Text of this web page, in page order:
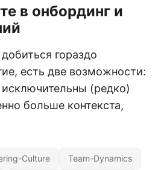
в онбординг и
гораздо
есть две возможности:
(редко)
больше контекста,
Culture Team-Dynamics